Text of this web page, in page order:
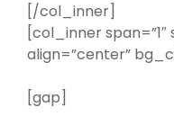
[/col_inner]
[col_inner
align=”center”
[gap]